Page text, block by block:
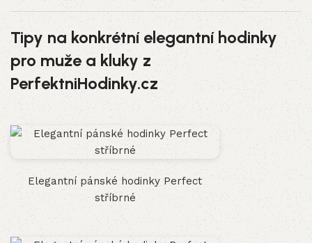
Tipy na konkrétní elegantní hodinky
pro muže a kluky z
PerfektniHodinky.cz
Elegantní pánské hodinky Perfect
stříbrné